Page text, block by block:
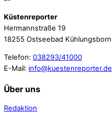
Küstenreporter
Hermannstraße 19
18255 Ostseebad Kühlungsborn
Telefon: 038293/41000
E-Mail: info@kuestenreporter.de
Über uns
Redaktion